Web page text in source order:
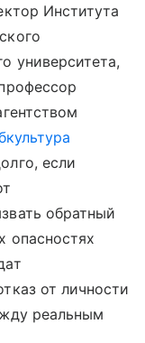
Института
университета,
если
обратный
опасностях
от личности
реальным